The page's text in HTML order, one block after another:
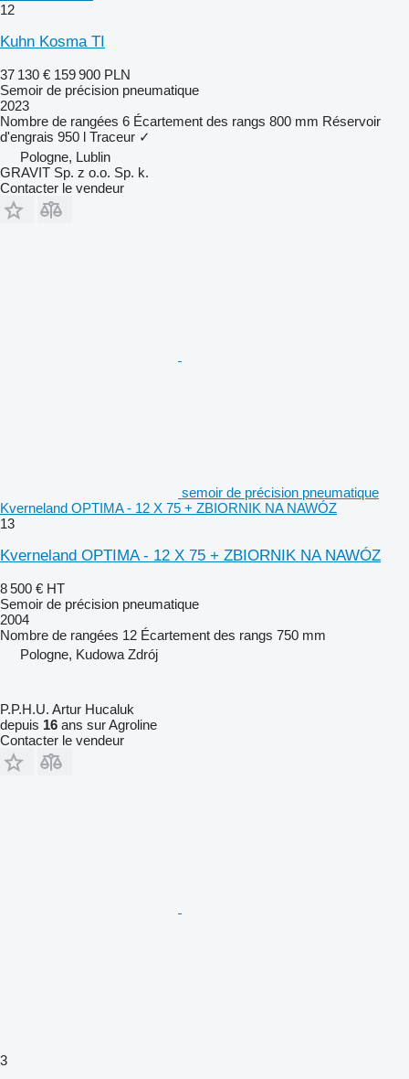
12
Kuhn Kosma TI
37 130 € 159 900 PLN
Semoir de précision pneumatique
2023
Nombre de rangées 6 Écartement des rangs 800 mm Réservoir
d'engrais 950 l Traceur ✓
Pologne, Lublin
GRAVIT Sp. z o.o. Sp. k.
Contacter le vendeur
semoir de précision pneumatique
Kverneland OPTIMA - 12 X 75 + ZBIORNIK NA NAWÓZ
13
Kverneland OPTIMA - 12 X 75 + ZBIORNIK NA NAWÓZ
8 500 € HT
Semoir de précision pneumatique
2004
Nombre de rangées 12 Écartement des rangs 750 mm
Pologne, Kudowa Zdrój
P.P.H.U. Artur Hucaluk
depuis 16 ans sur Agroline
Contacter le vendeur
3